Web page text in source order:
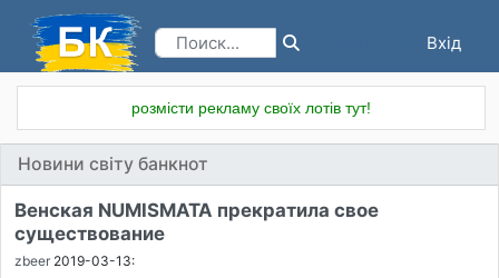
Вхід
розмісти рекламу своїх лотів тут!
Новини світу банкнот
Венская NUMISMATA прекратила свое
существование
zbeer 2019-03-13: